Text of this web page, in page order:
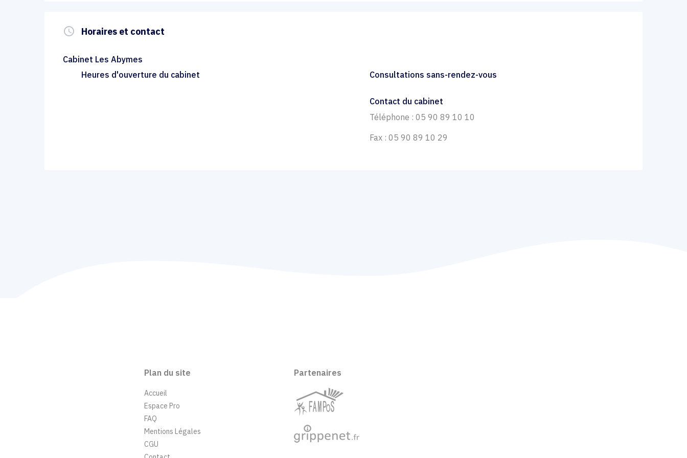
query_builder Horaires et contact
Cabinet Les Abymes
Heures d'ouverture du cabinet
Consultations sans-rendez-vous
Contact du cabinet
Téléphone : 05 90 89 10 10
Fax : 05 90 89 10 29
Plan du site
Accueil
Espace Pro
FAQ
Mentions Légales
CGU
Partenaires